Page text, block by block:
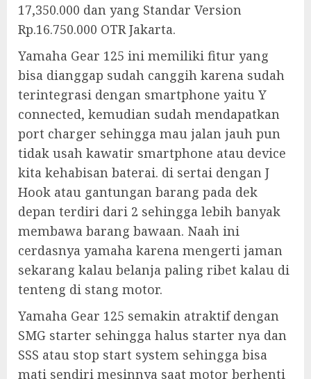
17,350.000 dan yang Standar Version
Rp.16.750.000 OTR Jakarta.
Yamaha Gear 125 ini memiliki fitur yang
bisa dianggap sudah canggih karena sudah
terintegrasi dengan smartphone yaitu Y
connected, kemudian sudah mendapatkan
port charger sehingga mau jalan jauh pun
tidak usah kawatir smartphone atau device
kita kehabisan baterai. di sertai dengan J
Hook atau gantungan barang pada dek
depan terdiri dari 2 sehingga lebih banyak
membawa barang bawaan. Naah ini
cerdasnya yamaha karena mengerti jaman
sekarang kalau belanja paling ribet kalau di
tenteng di stang motor.
Yamaha Gear 125 semakin atraktif dengan
SMG starter sehingga halus starter nya dan
SSS atau stop start system sehingga bisa
mati sendiri mesinnya saat motor berhenti